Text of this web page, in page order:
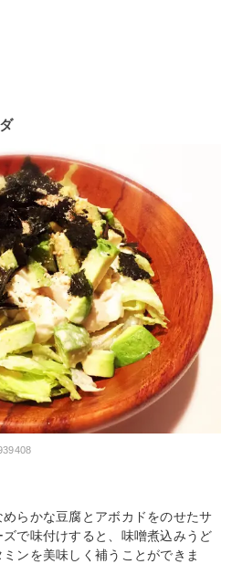
らかな豆腐とアボカドをのせたサ
で味付けすると、味噌煮込みうど
ンを美味しく補うことができま